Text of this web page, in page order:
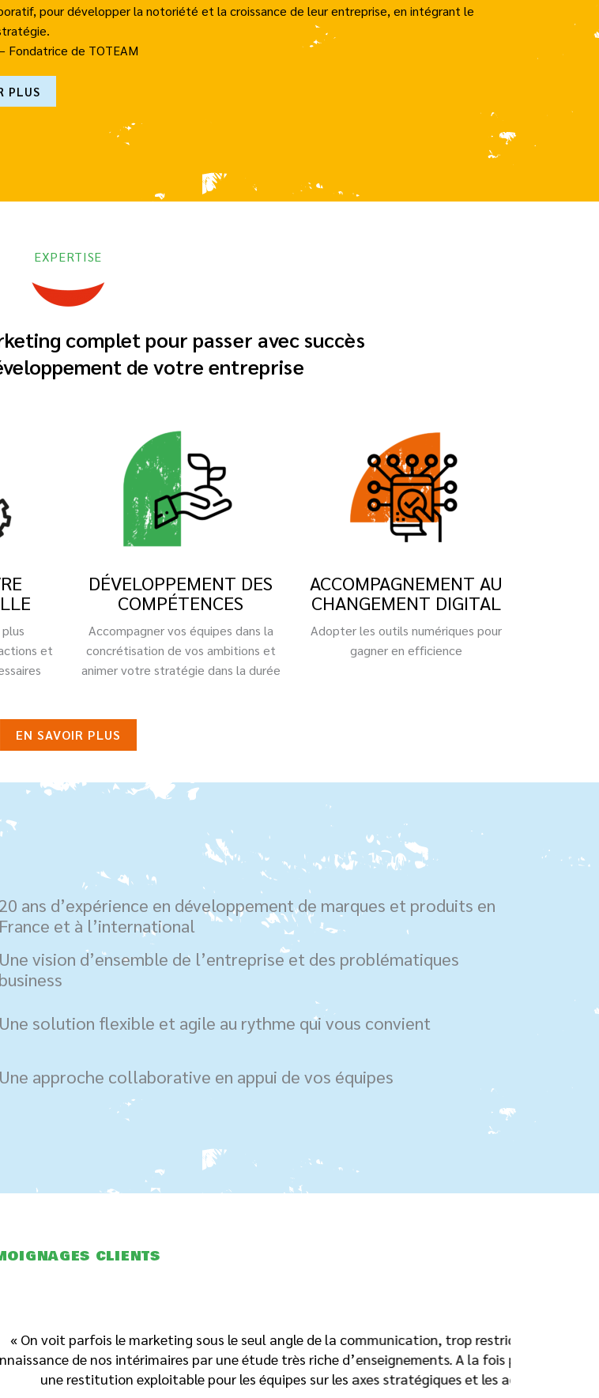
pour développer la notoriété et la croissance de leur entreprise, en intégrant le
Fondatrice de TOTEAM
PLUS
EXPERTISE
complet pour passer avec succès
de votre entreprise
et
DÉVELOPPEMENT DES
COMPÉTENCES
Accompagner vos équipes dans la
concrétisation de vos ambitions et
animer votre stratégie dans la durée
ACCOMPAGNEMENT AU
CHANGEMENT DIGITAL
Adopter les outils numériques pour
gagner en efficience
EN SAVOIR PLUS
20 ans d’expérience en développement de marques et produits en
France et à l’international
Une vision d’ensemble de l’entreprise et des problématiques
business
Une solution flexible et agile au rythme qui vous convient
Une approche collaborative en appui de vos équipes
CLIENTS
angle de la communication, trop restrictif… Carole nous a permis d’approfondir la
très riche d’enseignements. A la fois par une bonne compréhension de nos enjeux, et
équipes sur les axes stratégiques et les actions correctives à mettre en place. »